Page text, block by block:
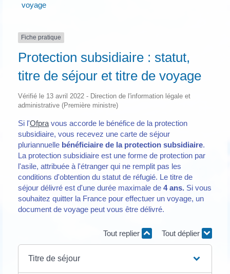
voyage
Fiche pratique
Protection subsidiaire : statut,
titre de séjour et titre de voyage
Vérifié le 13 avril 2022 - Direction de l'information légale et
administrative (Première ministre)
Si l'Ofpra vous accorde le bénéfice de la protection
subsidiaire, vous recevez une carte de séjour
pluriannuelle bénéficiaire de la protection subsidiaire.
La protection subsidiaire est une forme de protection par
l'asile, attribuée à l'étranger qui ne remplit pas les
conditions d'obtention du statut de réfugié. Le titre de
séjour délivré est d'une durée maximale de 4 ans. Si vous
souhaitez quitter la France pour effectuer un voyage, un
document de voyage peut vous être délivré.
Tout replier Tout déplier
Titre de séjour